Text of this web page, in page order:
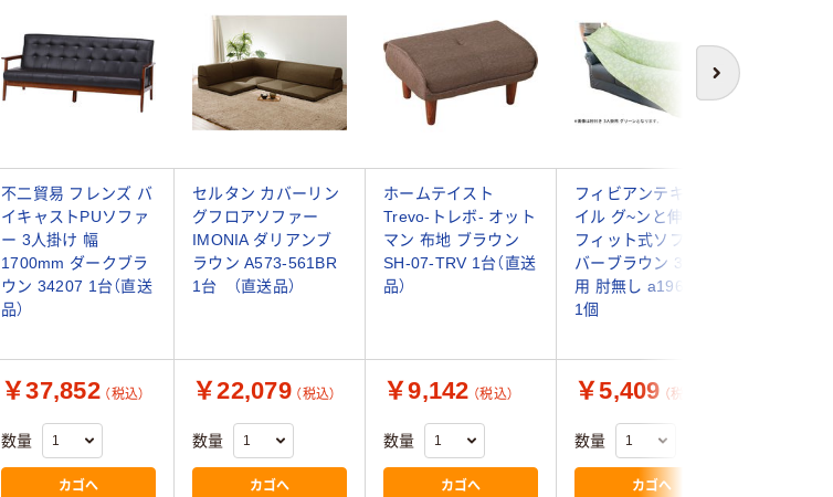
次へ
不二貿易 フレンズ バ
イキャストPUソファ
ー 3人掛け 幅
1700mm ダークブラ
ウン 34207 1台（直送
品）
セルタン カバーリン
グフロアソファー
IMONIA ダリアンブ
ラウン A573-561BR
1台 （直送品）
ホームテイスト
Trevo-トレボ- オット
マン 布地 ブラウン
SH-07-TRV 1台（直送
品）
フィビアンテキスタ
イル グ~ンと伸びる
フィット式ソファカ
バーブラウン 3人掛
用 肘無し a1963110
1個
￥37,852 （税込）
数量
カゴへ
￥22,079 （税込）
数量
カゴへ
￥9,142 （税込）
数量
カゴへ
￥5,409 （税込）
数量
カゴへ